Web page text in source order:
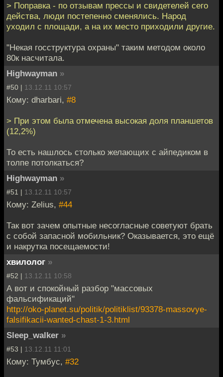
> Поправка - по отзывам прессы и свидетелей сего
действа, люди постепенно сменялись. Народ
уходил с площади, а на их место приходили другие.
"Некая госструктура охраны" таким методом около
80к насчитала.
Highwayman »
#50 | 13.12.11 10:57
Кому: dharbari, #8
> При этом была отмечена высокая доля планшетов
(12,2%)
То есть нашлось столько желающих с айпедиком в
толпе потолкаться?
Highwayman »
#51 | 13.12.11 10:57
Кому: Zelius, #44
Так вот зачем опытные несогласные советуют брать
с собой запасной мобильник? Оказывается, это ещё
и накрутка посещаемости!
хвилолог »
#52 | 13.12.11 10:58
А вот и спокойный разбор "массовых
фальсификаций"
http://oko-planet.su/politik/politiklist/93378-massovye-
falsifikacii-wanted-chast-1-3.html
Sleep_walker »
#53 | 13.12.11 11:01
Кому: Тумбус, #32